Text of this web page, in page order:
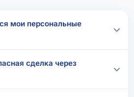
мои персональные
сделка через